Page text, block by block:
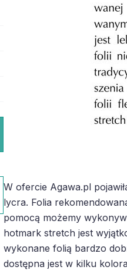
W ofercie Agawa.pl
lycra. Folia
pomocą możemy
hotmark stretch jest
wykonane folią bardzo
dostępna jest w kilku